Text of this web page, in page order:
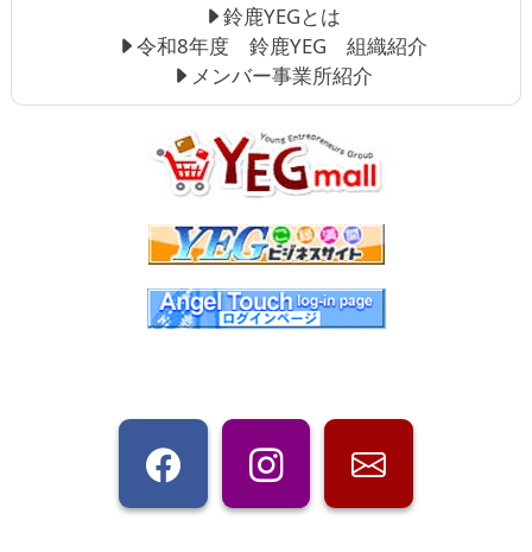
鈴鹿YEGとは
令和8年度 鈴鹿YEG 組織紹介
メンバー事業所紹介